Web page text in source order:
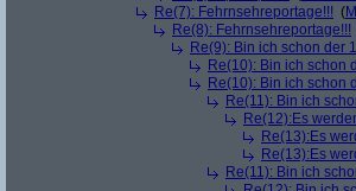
Re(7): Fehrnsehreportage!!! (
Re(8): Fehrnsehreportage!!!
Re(9): Bin ich schon der
Re(10): Bin ich schon
Re(10): Bin ich schon
Re(11): Bin ich
Re(12):Es
Re(13):Es
Re(13):Es
Re(11): Bin ich